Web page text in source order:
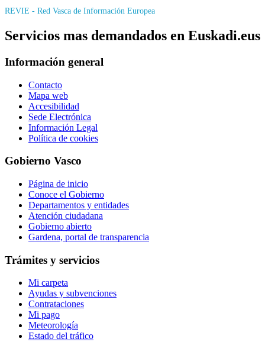
REVIE - Red Vasca de Información Europea
Servicios mas demandados en Euskadi.eus
Información general
Contacto
Mapa web
Accesibilidad
Sede Electrónica
Información Legal
Política de cookies
Gobierno Vasco
Página de inicio
Conoce el Gobierno
Departamentos y entidades
Atención ciudadana
Gobierno abierto
Gardena, portal de transparencia
Trámites y servicios
Mi carpeta
Ayudas y subvenciones
Contrataciones
Mi pago
Meteorología
Estado del tráfico